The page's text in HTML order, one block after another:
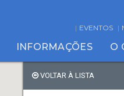
EVENTOS
INFORMAÇÕES O
VOLTAR À LISTA